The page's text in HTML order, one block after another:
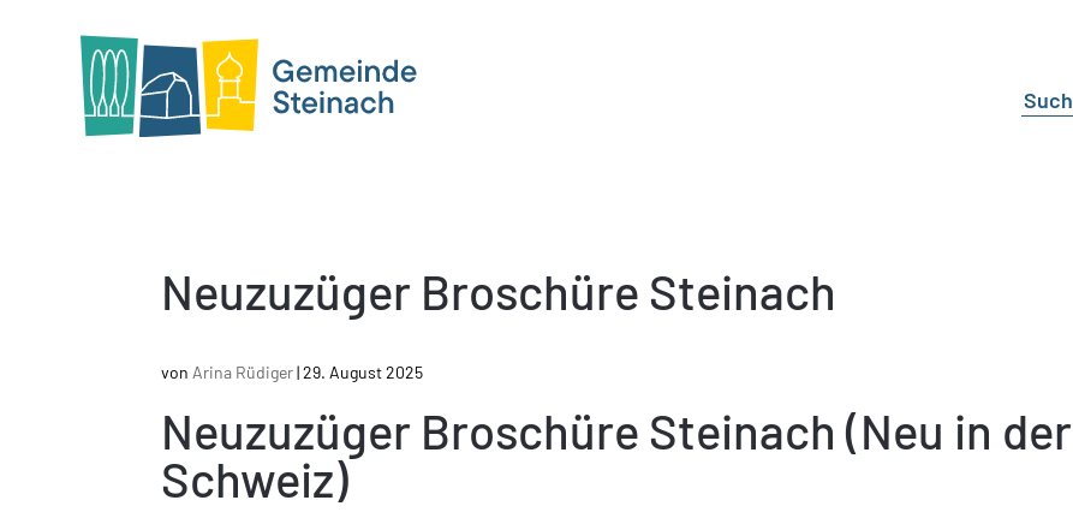
Neuzuzüger Broschüre Steinach
von Arina Rüdiger|29. August 2025
Neuzuzüger Broschüre Steinach (Neu in der
Schweiz)